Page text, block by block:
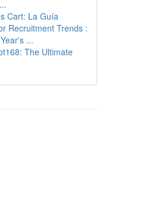
Cart: La Guía
Recruitment Trends :
...
The Ultimate